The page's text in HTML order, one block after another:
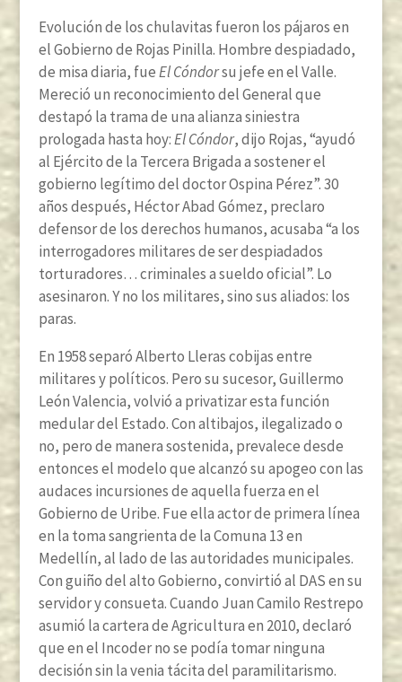
Evolución de los chulavitas fueron los pájaros en
el Gobierno de Rojas Pinilla. Hombre despiadado,
de misa diaria, fueEl Cóndorsu jefe en el Valle.
Mereció un reconocimiento del General que
destapó la trama de una alianza siniestra
prologada hasta hoy:El Cóndor, dijo Rojas, “ayudó
al Ejército de la Tercera Brigada a sostener el
gobierno legítimo del doctor Ospina Pérez”. 30
años después, Héctor Abad Gómez, preclaro
defensor de los derechos humanos, acusaba “a los
interrogadores militares de ser despiadados
torturadores… criminales a sueldo oficial”. Lo
asesinaron. Y no los militares, sino sus aliados: los
paras.
En 1958 separó Alberto Lleras cobijas entre
militares y políticos. Pero su sucesor, Guillermo
León Valencia, volvió a privatizar esta función
medular del Estado. Con altibajos, ilegalizado o
no, pero de manera sostenida, prevalece desde
entonces el modelo que alcanzó su apogeo con las
audaces incursiones de aquella fuerza en el
Gobierno de Uribe. Fue ella actor de primera línea
en la toma sangrienta de la Comuna 13 en
Medellín, al lado de las autoridades municipales.
Con guiño del alto Gobierno, convirtió al DAS en su
servidor y consueta. Cuando Juan Camilo Restrepo
asumió la cartera de Agricultura en 2010, declaró
que en el Incoder no se podía tomar ninguna
decisión sin la venia tácita del paramilitarismo.